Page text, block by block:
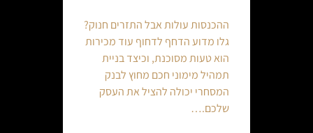
ההכנסות עולות אבל התזרים חנוק?
גלו מדוע הדחף לדחוף עוד מכירות
הוא טעות מסוכנת, וכיצד בניית
תמהיל מימוני חכם מחוץ לבנק
המסחרי יכולה להציל את העסק
שלכם.…